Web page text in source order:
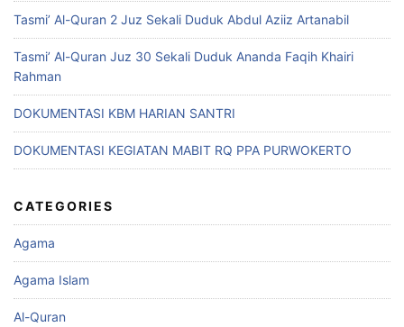
Tasmi’ Al-Quran 2 Juz Sekali Duduk Abdul Aziiz Artanabil
Tasmi’ Al-Quran Juz 30 Sekali Duduk Ananda Faqih Khairi
Rahman
DOKUMENTASI KBM HARIAN SANTRI
DOKUMENTASI KEGIATAN MABIT RQ PPA PURWOKERTO
CATEGORIES
Agama
Agama Islam
Al-Quran